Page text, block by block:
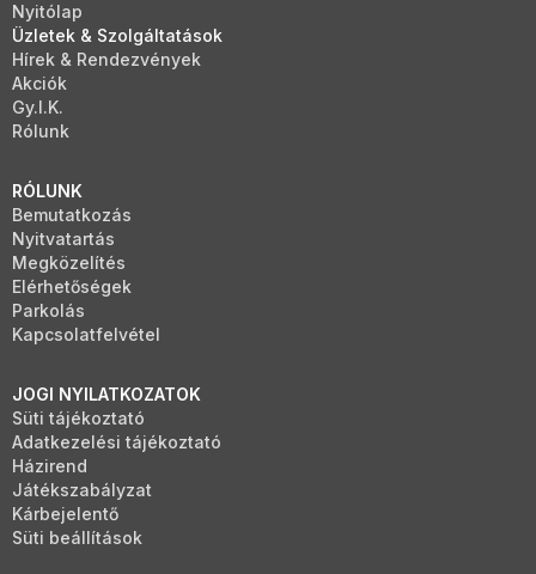
Nyitólap
Üzletek & Szolgáltatások
Hírek & Rendezvények
Akciók
Gy.I.K.
Rólunk
RÓLUNK
Bemutatkozás
Nyitvatartás
Megközelítés
Elérhetőségek
Parkolás
Kapcsolatfelvétel
JOGI NYILATKOZATOK
Süti tájékoztató
Adatkezelési tájékoztató
Házirend
Játékszabályzat
Kárbejelentő
Süti beállítások